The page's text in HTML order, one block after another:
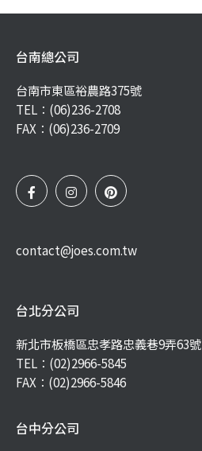
台南總公司
台南市東區裕農路375號
TEL： (06)236-2708
FAX：(06)236-2709
contact@joes.com.tw
台北分公司
新北市板橋區忠孝路忠義巷9弄63號
TEL： (02)2966-5845
FAX：(02)2966-5846
台中分公司